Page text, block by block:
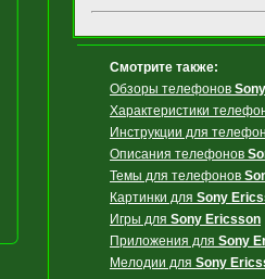
Смотрите также:
Обзоры телефонов
Характеристики
Инструкции для
Описания телефонов
Темы для телефонов
Картинки для Sony
Игры для Sony Ericsson
Приложения для Sony
Мелодии для Sony